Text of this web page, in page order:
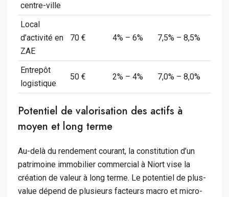
centre-ville
Local
d’activité en
ZAE
70 € 4% – 6% 7,5% – 8,5%
Entrepôt
logistique
50 € 2% – 4% 7,0% – 8,0%
Potentiel de valorisation des actifs à
moyen et long terme
Au-delà du rendement courant, la constitution d’un
patrimoine immobilier commercial à Niort vise la
création de valeur à long terme. Le potentiel de plus-
value dépend de plusieurs facteurs macro et micro-